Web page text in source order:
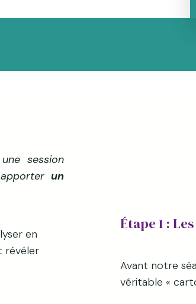
session
un
en
révéler
Étape 1 :
Avant notre
véritable «